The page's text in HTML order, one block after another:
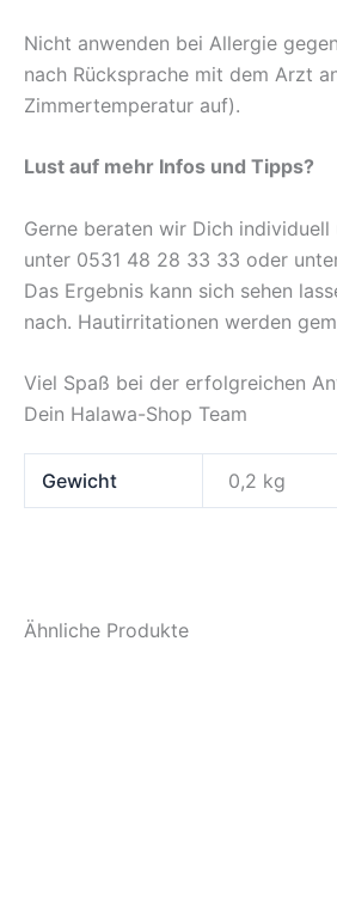
Nicht anwenden bei Allergie
nach Rücksprache mit dem Arzt
Zimmertemperatur auf).
Lust auf mehr Infos und Tipps?
Gerne beraten wir Dich
unter 0531 48 28 33 33 oder
Das Ergebnis kann sich sehen
nach. Hautirritationen werden
Viel Spaß bei der erfolgreichen
Dein Halawa-Shop Team
Gewicht 0,2 kg
Ähnliche Produkte